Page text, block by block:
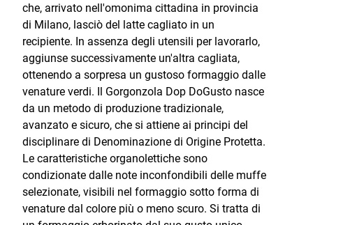
che, arrivato nell'omonima cittadina in provincia
di Milano, lasciò del latte cagliato in un
recipiente. In assenza degli utensili per lavorarlo,
aggiunse successivamente un'altra cagliata,
ottenendo a sorpresa un gustoso formaggio dalle
venature verdi. Il Gorgonzola Dop DoGusto nasce
da un metodo di produzione tradizionale,
avanzato e sicuro, che si attiene ai principi del
disciplinare di Denominazione di Origine Protetta.
Le caratteristiche organolettiche sono
condizionate dalle note inconfondibili delle muffe
selezionate, visibili nel formaggio sotto forma di
venature dal colore più o meno scuro. Si tratta di